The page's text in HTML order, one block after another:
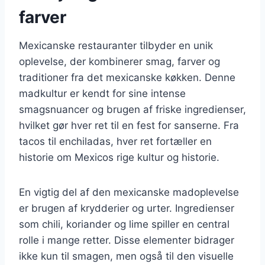
farver
Mexicanske restauranter tilbyder en unik
oplevelse, der kombinerer smag, farver og
traditioner fra det mexicanske køkken. Denne
madkultur er kendt for sine intense
smagsnuancer og brugen af friske ingredienser,
hvilket gør hver ret til en fest for sanserne. Fra
tacos til enchiladas, hver ret fortæller en
historie om Mexicos rige kultur og historie.
En vigtig del af den mexicanske madoplevelse
er brugen af krydderier og urter. Ingredienser
som chili, koriander og lime spiller en central
rolle i mange retter. Disse elementer bidrager
ikke kun til smagen, men også til den visuelle